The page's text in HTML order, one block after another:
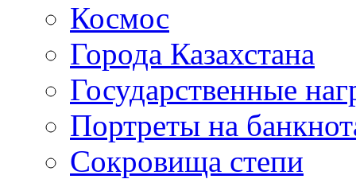
Космос
Города Казахстана
Государственные
Портреты на
Сокровища степи